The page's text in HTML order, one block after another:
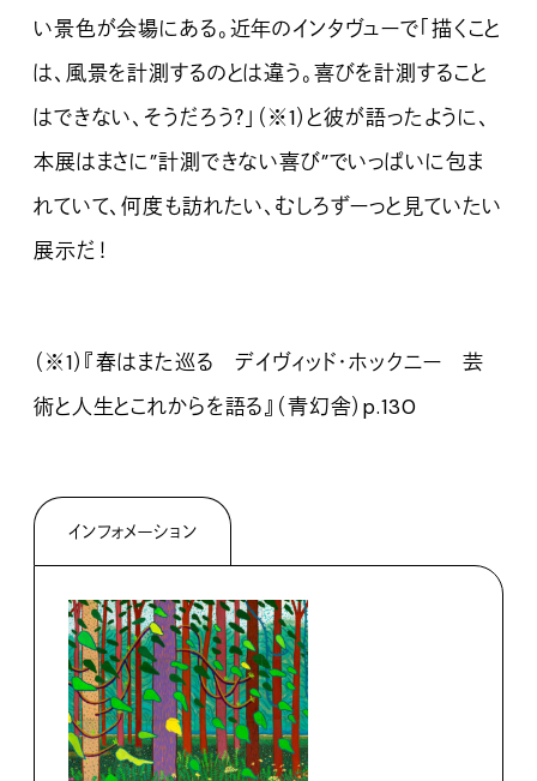
い景色が会場にある。近年のインタヴューで「描くこと
は、風景を計測するのとは違う。喜びを計測すること
はできない、そうだろう？」（※1）と彼が語ったように、
本展はまさに”計測できない喜び”でいっぱいに包ま
れていて、何度も訪れたい、むしろずーっと見ていたい
展示だ！
（※1）『春はまた巡る デイヴィッド・ホックニー 芸
術と人生とこれからを語る』（青幻舎）p.130
インフォメーション